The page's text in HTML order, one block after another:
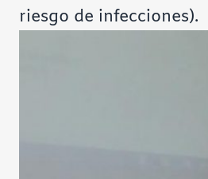
riesgo de infecciones).